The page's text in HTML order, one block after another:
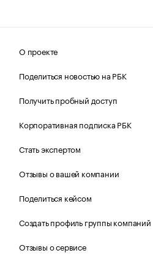
О проекте
Поделиться новостью на РБК
Получить пробный доступ
Корпоративная подписка РБК
Стать экспертом
Отзывы о вашей компании
Поделиться кейсом
Создать профиль группы компаний
Отзывы о сервисе